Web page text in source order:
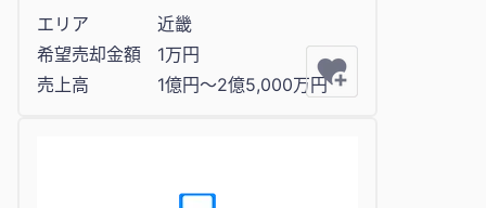
エリア
近畿
希望売却金額
1万円
売上高
1億円〜2億5,000万円